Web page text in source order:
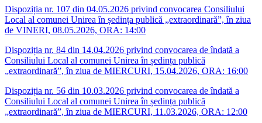
Dispoziția nr. 107 din 04.05.2026 privind convocarea Consiliului
Local al comunei Unirea în ședința publică „extraordinară”, în ziua
de VINERI, 08.05.2026, ORA: 14:00
Dispoziția nr. 84 din 14.04.2026 privind convocarea de îndată a
Consiliului Local al comunei Unirea în ședința publică
„extraordinară”, în ziua de MIERCURI, 15.04.2026, ORA: 16:00
Dispoziția nr. 56 din 10.03.2026 privind convocarea de îndată a
Consiliului Local al comunei Unirea în ședința publică
„extraordinară”, în ziua de MIERCURI, 11.03.2026, ORA: 12:00